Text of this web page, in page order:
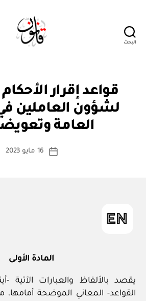
البحث
التصنيفات
قواعد إقرار
لشؤون العاملين
العامة
كاتب
بو
ا
س
ة
تاريخ
16 مايو 2023
المادة الأولى
يقصد بالألفاظ والعبارات الآتية
القواعد- المعاني الموضحة